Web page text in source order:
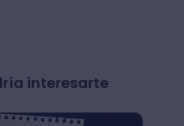
interesarte